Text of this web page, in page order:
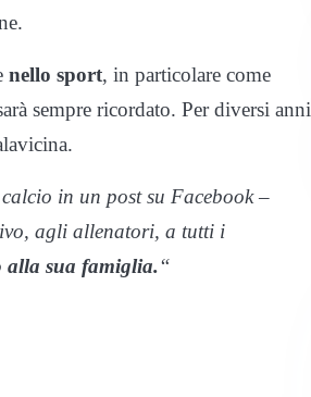
nello sport, in particolare come
sempre ricordato. Per diversi anni
in un post su Facebook –
agli allenatori, a tutti i
alla sua famiglia.“